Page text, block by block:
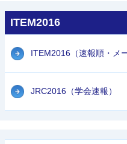
ITEM2016
ITEM2016（速報順・メ
JRC2016（学会速報）